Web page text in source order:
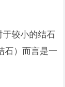
较小的结石
石）而言是一